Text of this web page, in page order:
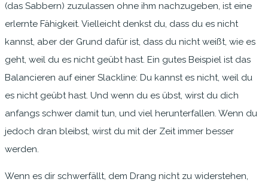
(das Sabbern) zuzulassen ohne ihm nachzugeben, ist eine
erlernte Fähigkeit. Vielleicht denkst du, dass du es nicht
kannst, aber der Grund dafür ist, dass du nicht weißt, wie es
geht, weil du es nicht geübt hast. Ein gutes Beispiel ist das
Balancieren auf einer Slackline: Du kannst es nicht, weil du
es nicht geübt hast. Und wenn du es übst, wirst du dich
anfangs schwer damit tun, und viel herunterfallen. Wenn du
jedoch dran bleibst, wirst du mit der Zeit immer besser
werden.
Wenn es dir schwerfällt, dem Drang nicht zu widerstehen,